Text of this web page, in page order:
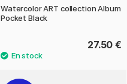
Watercolor ART collection Album
Pocket Black
27.50 €